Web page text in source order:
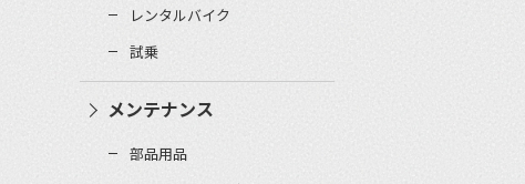
レンタルバイク
試乗
メンテナンス
部品用品